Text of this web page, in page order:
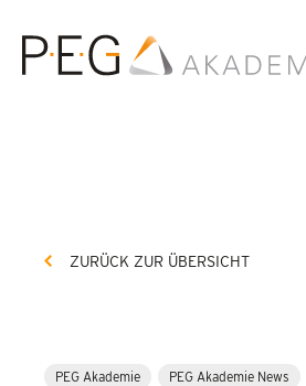
ZURÜCK ZUR ÜBERSICHT
PEG Akademie PEG Akademie News